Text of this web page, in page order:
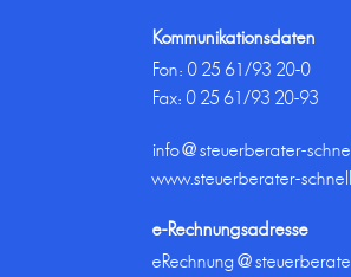
Kommunikationsdaten
Fon:0 25 61/93 20-0
Fax: 0 25 61/93 20-93
info@steuerberater-
www.steuerberater-
e-Rechnungsadresse